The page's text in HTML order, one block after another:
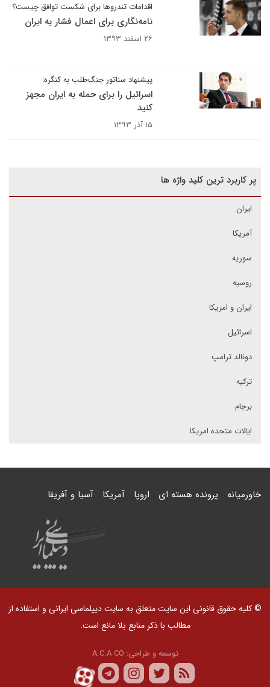
اقدامات تندروها برای شکست توافق چیست؟
نامه‌نگاری‌ برای اعمال فشار به ایران
۲۶ اسفند ۱۳۹۳
پیشنهاد سناتور جنگ‌طلب به کنگره:
اسرائیل را برای حمله به ایران مجهز
کنید
۱۵ آذر ۱۳۹۳
پر کاربرد ترین کلید واژه ها
ایران
آمریکا
سوریه
روسیه
ایران و امریکا
اسرائیل
دونالد ترامپ
ترکیه
برجام
ایالات متحده امریکا
خاورمیانه پرونده هسته ای اروپا آمریکا آسیا و آفریقا
© کلیه حقوق قانونی این سایت متعلق به سایت دیپلماسی ایرانی و استفاده از
مطالب با ذکر منابع بلا مانع است.
توسعه و طراحی: A.C.A CO